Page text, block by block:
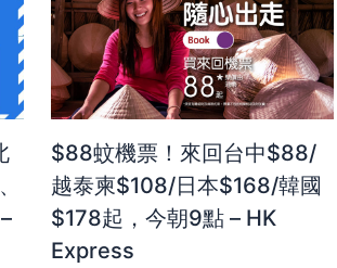
$88蚊機票！來回台中$88/
越泰柬$108/日本$168/韓國
$178起，今朝9點 – HK
Express